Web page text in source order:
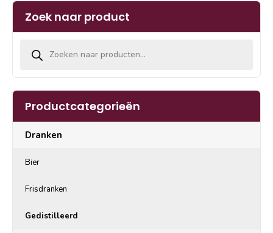
Zoek naar product
Productcategorieën
Dranken
Bier
Frisdranken
Gedistilleerd